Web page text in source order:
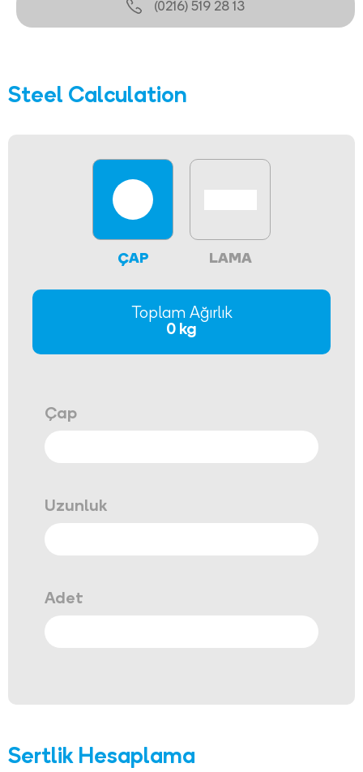
(0216) 519 28 13
Steel Calculation
ÇAP LAMA
Çap
Uzunluk
Adet
Toplam Ağırlık
0 kg
Sertlik Hesaplama